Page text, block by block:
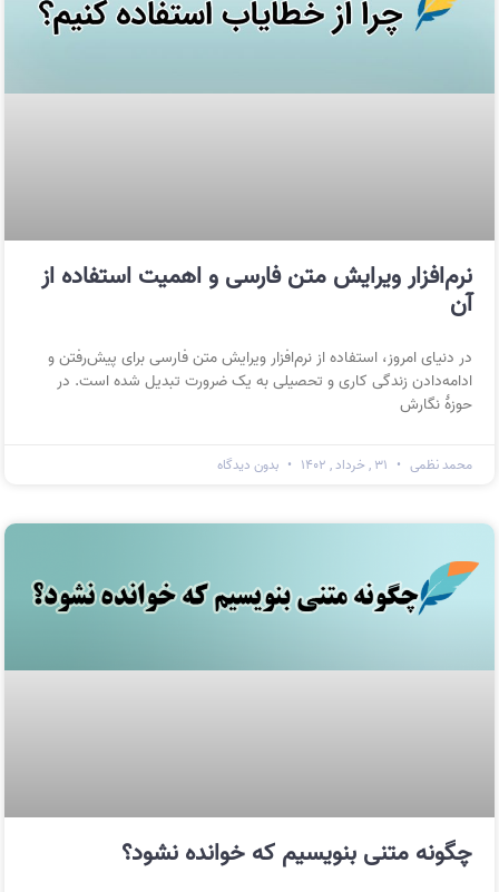
نرم‌افزار ویرایش متن فارسی و اهمیت استفاده از
آن
در دنیای امروز، استفاده از نرم‌افزار ویرایش متن فارسی برای پیش‌رفتن و
ادامه‌دادن زندگی کاری و تحصیلی به یک ضرورت تبدیل شده است. در
حوزهٔ نگارش
محمد نظمی بدون دیدگاه
چگونه متنی بنویسیم که خوانده نشود؟